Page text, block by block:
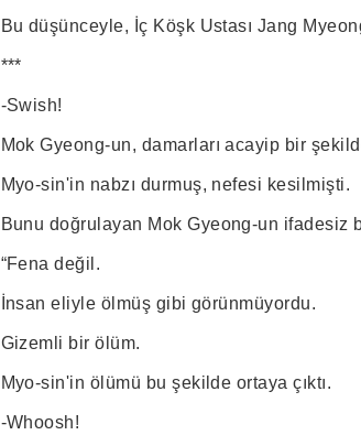
Bu düşünceyle, İç Köşk Ustası Jang
***
-Swish!
Mok Gyeong-un, damarları acayip bir
Myo-sin'in nabzı durmuş, nefesi kesilmişti.
Bunu doğrulayan Mok Gyeong-un ifadesiz
“Fena değil.
İnsan eliyle ölmüş gibi görünmüyordu.
Gizemli bir ölüm.
Myo-sin'in ölümü bu şekilde ortaya çıktı.
-Whoosh!